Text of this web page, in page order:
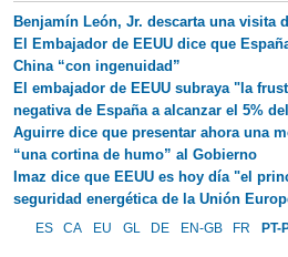
Benjamín León, Jr. descarta una visita
El Embajador de EEUU dice que
China “con ingenuidad”
El embajador de EEUU subraya "la
negativa de España a alcanzar el 5%
Aguirre dice que presentar ahora una
“una cortina de humo” al Gobierno
Imaz dice que EEUU es hoy día "el
seguridad energética de la Unión
ES CA EU GL DE EN-GB FR PT-